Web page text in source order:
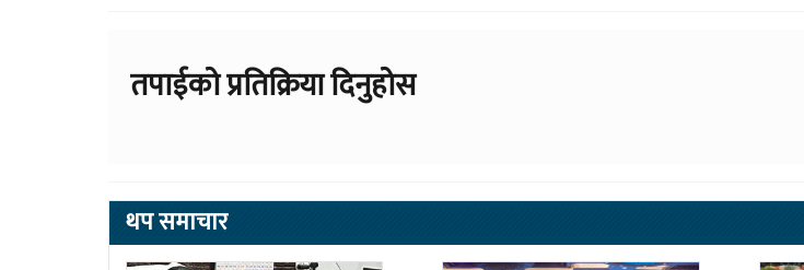
तपाईको प्रतिक्रिया दिनुहोस
थप समाचार